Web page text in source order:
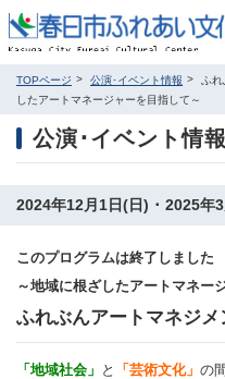
TOPページ 公演･イベント情報
ふ
したアートマネージャーを目指して～
公演･イベント情報
2024年12月1日(日) ･ 2025年
このプログラムは終了しました
～地域に根ざしたアートマネー
ふれぶんアートマネジメ
「地域社会」 と 「芸術文化」 の